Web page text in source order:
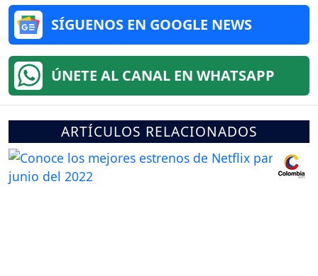
SÍGUENOS EN GOOGLE NEWS
ÚNETE AL CANAL EN WHATSAPP
ARTÍCULOS RELACIONADOS